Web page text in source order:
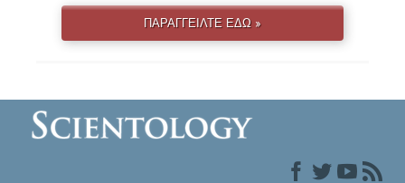
ΠΑΡΑΓΓΕΙΛΤΕ ΕΔΩ »